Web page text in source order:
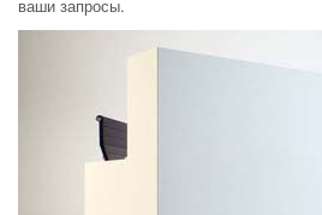
ваши запросы.